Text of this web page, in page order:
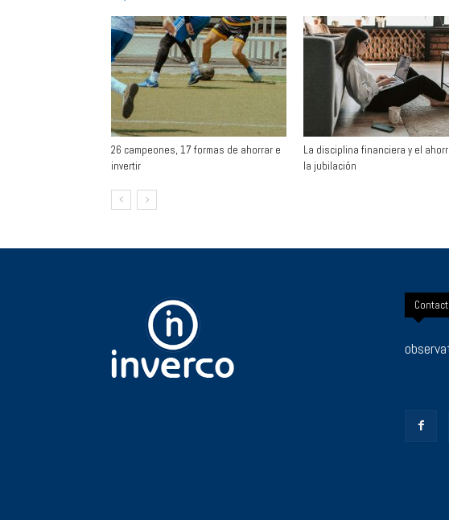
26 campeones, 17 formas de ahorrar e
invertir
La disciplina financiera y el
la jubilación